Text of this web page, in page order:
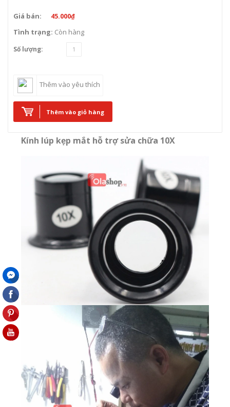
Giá bán: 45.000₫
Tình trạng: Còn hàng
Số lượng:
Thêm vào yêu thích
Thêm vào giỏ hàng
Kính lúp kẹp mắt hỗ trợ sửa chữa 10X